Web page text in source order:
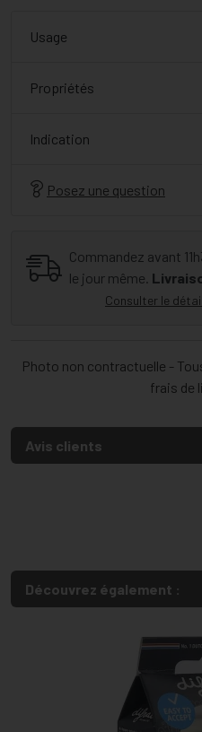
Usage
Propriétés
Indication
Posez une question
Commandez avant
le jour même.
Consulter le
Photo non contractuelle -
frais de
Avis clients
Découvrez également :